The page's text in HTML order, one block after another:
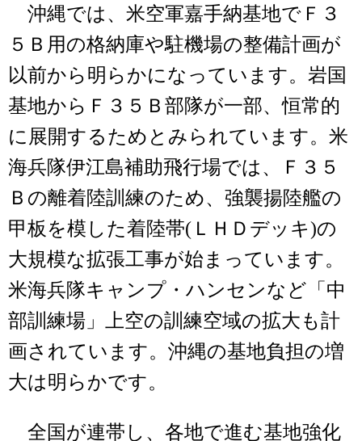
沖縄では、米空軍嘉手納基地でＦ３
５Ｂ用の格納庫や駐機場の整備計画が
以前から明らかになっています。岩国
基地からＦ３５Ｂ部隊が一部、恒常的
に展開するためとみられています。米
海兵隊伊江島補助飛行場では、Ｆ３５
Ｂの離着陸訓練のため、強襲揚陸艦の
甲板を模した着陸帯(ＬＨＤデッキ)の
大規模な拡張工事が始まっています。
米海兵隊キャンプ・ハンセンなど「中
部訓練場」上空の訓練空域の拡大も計
画されています。沖縄の基地負担の増
大は明らかです。
全国が連帯し、各地で進む基地強化